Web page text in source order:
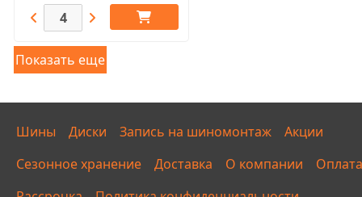
Показать еще
Шины Диски Запись на шиномонтаж
Акции
Сезонное хранение
Доставка О компании
Оплата